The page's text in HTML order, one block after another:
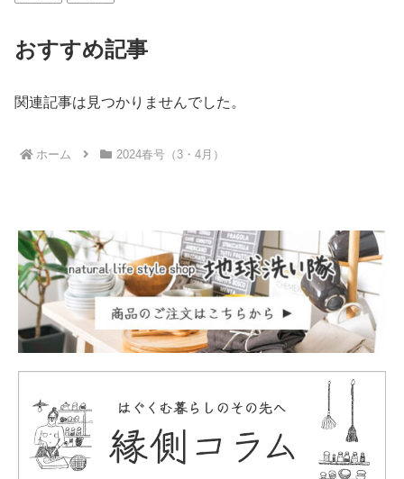
おすすめ記事
関連記事は見つかりませんでした。
ホーム 2024春号（3・4月）